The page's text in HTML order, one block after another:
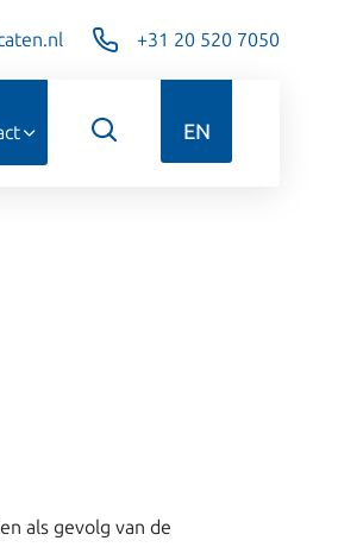
+31 20 520 7050
EN
als gevolg van de